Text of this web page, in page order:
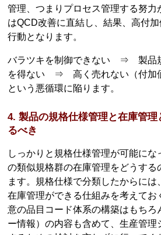
管理、つまりプロセス管理する努力
はQCD改善に直結し、結果、高付
行動となります。
バラツキを制御できない ⇒ 製品
を得ない ⇒ 高く売れない（付加価
という悪循環に陥ります。
4. 製品の規格仕様管理と在庫管理
るべき
しっかりと規格仕様管理が可能にな
の類似規格群の在庫管理をどうする
ます。規格仕様で分類したからには
在庫管理ができる仕組みを考えてお
意の品目コード体系の構築はもちろ
ー情報）の内容も含めて、生産管理